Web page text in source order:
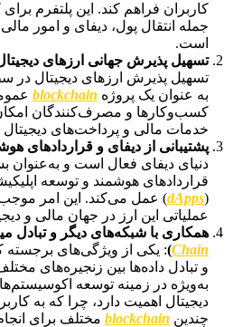
کاربران فراهم کند. این پلتفرم
جمله انتقال پول، دیفای و امور
است.
تسهیل پذیرش جهانی ارزهای
تسهیل پذیرش ارزهای دیجیتال در
به عنوان یک پروژه blockchain
کسب‌وکارها و مصرف‌کنندگان
خدمات مالی و پرداخت‌های دیجیتال
پشتیبانی از دیفای و قراردادهای
دنیای دیفای فعال است و به‌عنوان
قراردادهای هوشمند و توسعه
(
dApps) عمل می‌کند. این امر موجب
عملیاتی این ارز در جهان مالی و
همکاری با شبکه‌های دیگر و تبادل
Chain
): یکی از ویژگی‌های برجسته
و تبادل داده‌ها بین زنجیره‌های
به‌ویژه در زمینه توسعه
دیجیتال اهمیت دارد، چرا که به
چندین blockchain مختلف برای